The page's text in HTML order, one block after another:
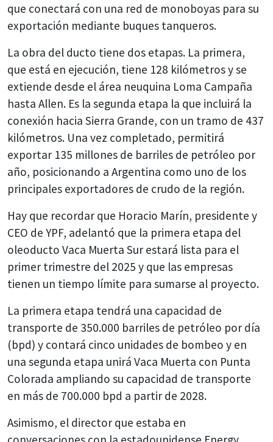
que conectará con una red de monoboyas para su
exportación mediante buques tanqueros.
La obra del ducto tiene dos etapas. La primera,
que está en ejecución, tiene 128 kilómetros y se
extiende desde el área neuquina Loma Campaña
hasta Allen. Es la segunda etapa la que incluirá la
conexión hacia Sierra Grande, con un tramo de 437
kilómetros. Una vez completado, permitirá
exportar 135 millones de barriles de petróleo por
año, posicionando a Argentina como uno de los
principales exportadores de crudo de la región.
Hay que recordar que Horacio Marín, presidente y
CEO de YPF, adelantó que la primera etapa del
oleoducto Vaca Muerta Sur estará lista para el
primer trimestre del 2025 y que las empresas
tienen un tiempo límite para sumarse al proyecto.
La primera etapa tendrá una capacidad de
transporte de 350.000 barriles de petróleo por día
(bpd) y contará cinco unidades de bombeo y en
una segunda etapa unirá Vaca Muerta con Punta
Colorada ampliando su capacidad de transporte
en más de 700.000 bpd a partir de 2028.
Asimismo, el director que estaba en